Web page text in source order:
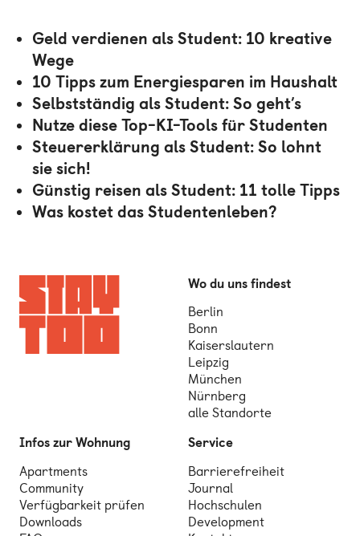
Geld verdienen als Student: 10 kreative
Wege
10 Tipps zum Energiesparen im Haushalt
Selbstständig als Student: So geht’s
Nutze diese Top-KI-Tools für Studenten
Steuererklärung als Student: So lohnt
sie sich!
Günstig reisen als Student: 11 tolle Tipps
Was kostet das Studentenleben?
Wo du uns findest
Berlin
Bonn
Kaiserslautern
Leipzig
München
Nürnberg
alle Standorte
Infos zur Wohnung
Apartments
Community
Verfügbarkeit prüfen
Downloads
Service
Barrierefreiheit
Journal
Hochschulen
Development